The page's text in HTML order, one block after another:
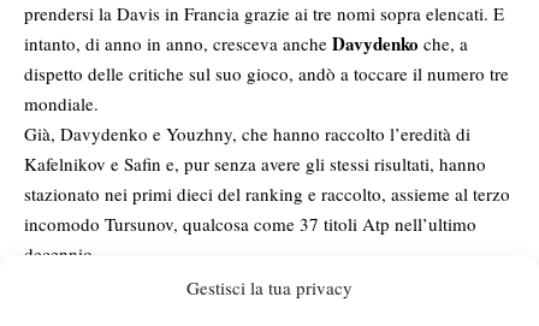
Gestisci la tua privacy
prendersi la Davis in Francia grazie ai tre nomi sopra elencati. E
intanto, di anno in anno, cresceva anche Davydenko che, a
dispetto delle critiche sul suo gioco, andò a toccare il numero tre
mondiale.
Già, Davydenko e Youzhny, che hanno raccolto l’eredità di
Kafelnikov e Safin e, pur senza avere gli stessi risultati, hanno
stazionato nei primi dieci del ranking e raccolto, assieme al terzo
incomodo Tursunov, qualcosa come 37 titoli Atp nell’ultimo
decennio.